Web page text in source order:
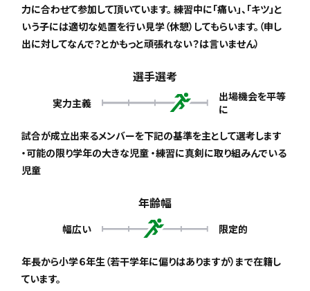
力に合わせて参加して頂いています。 練習中に「痛い」、「キツ」と
いう子には適切な処置を行い見学（休憩）してもらいます。（申し
出に対してなんで？とかもっと頑張れない？は言いません）
選手選考
実力主義
出場機会を平等
に
試合が成立出来るメンバーを下記の基準を主として選考します
・可能の限り学年の大きな児童 ・練習に真剣に取り組みんでいる
児童
年齢幅
幅広い 限定的
年長から小学６年生（若干学年に偏りはありますが）まで在籍し
ています。